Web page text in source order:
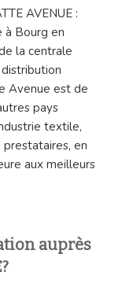
AVENUE :
à Bourg en
la centrale
Avenue est de
pays
textile,
en
aux meilleurs
auprès